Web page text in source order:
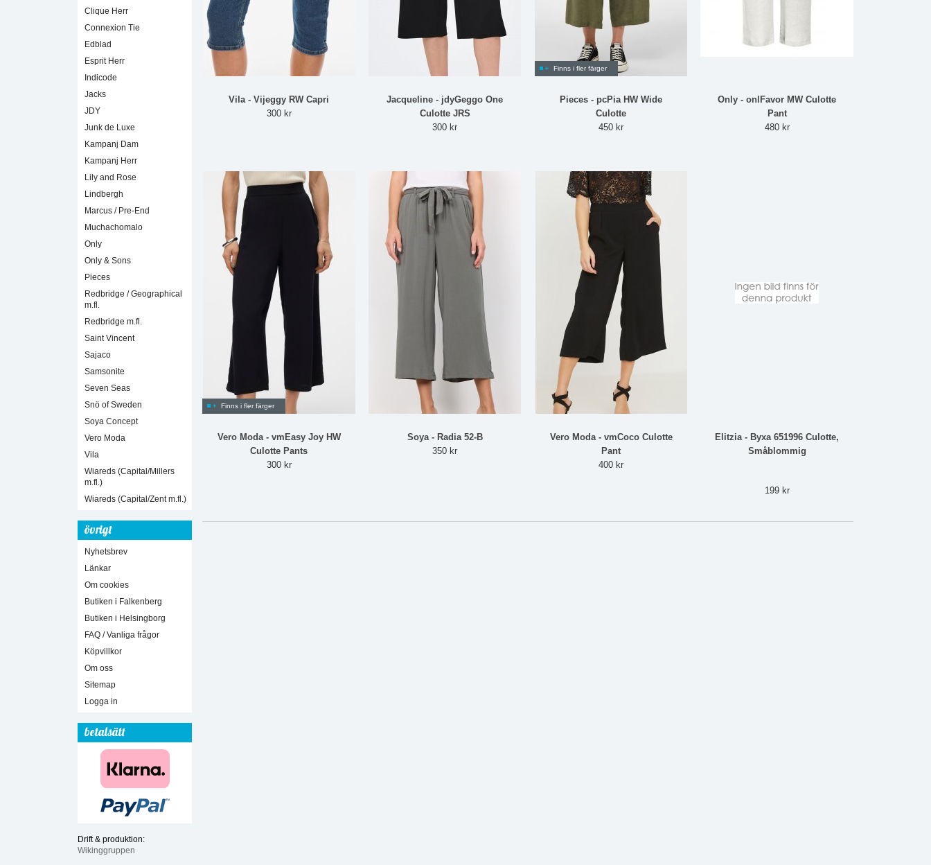
Clique Herr
Connexion Tie
Edblad
Esprit Herr
Indicode
Jacks
JDY
Junk de Luxe
Kampanj Dam
Kampanj Herr
Lily and Rose
Lindbergh
Marcus / Pre-End
Muchachomalo
Only
Only & Sons
Pieces
Redbridge / Geographical
m.fl.
Redbridge m.fl.
Saint Vincent
Sajaco
Samsonite
Seven Seas
Snö of Sweden
Soya Concept
Vero Moda
Vila
Wiareds (Capital/Millers
m.fl.)
Wiareds (Capital/Zent m.fl.)
övrigt
Nyhetsbrev
Länkar
Om cookies
Butiken i Falkenberg
Butiken i Helsingborg
FAQ / Vanliga frågor
Köpvillkor
Om oss
Sitemap
Logga in
betalsätt
Drift & produktion:
Wikinggruppen
Vila - Vijeggy RW Capri
300 kr
Jacqueline - jdyGeggo One
Culotte JRS
300 kr
Finns i fler färger
Pieces - pcPia HW Wide
Culotte
450 kr
Only - onlFavor MW Culotte
Pant
480 kr
Finns i fler färger
Vero Moda - vmEasy Joy HW
Culotte Pants
300 kr
Soya - Radia 52-B
350 kr
Vero Moda - vmCoco Culotte
Pant
400 kr
Elitzia - Byxa 651996 Culotte,
Småblommig
199 kr